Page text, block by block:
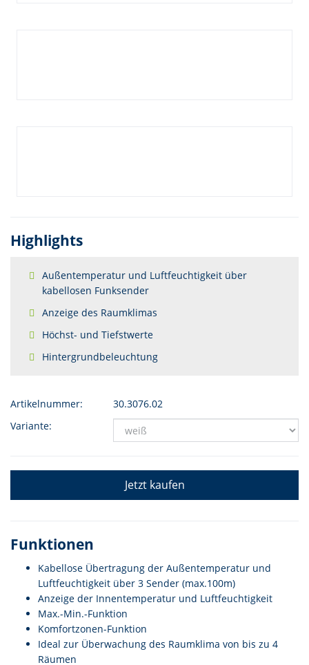
Highlights
Außentemperatur und Luftfeuchtigkeit über
kabellosen Funksender
Anzeige des Raumklimas
Höchst- und Tiefstwerte
Hintergrundbeleuchtung
Artikelnummer:
30.3076.02
Variante:
Jetzt kaufen
Funktionen
Kabellose Übertragung der Außentemperatur und
Luftfeuchtigkeit über 3 Sender (max.100m)
Anzeige der Innentemperatur und Luftfeuchtigkeit
Max.-Min.-Funktion
Komfortzonen-Funktion
Ideal zur Überwachung des Raumklima von bis zu 4
Räumen